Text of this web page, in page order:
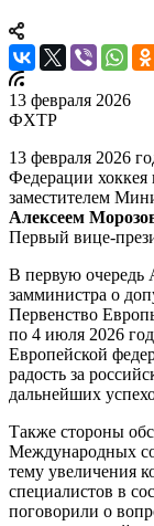
13 февраля 2026
ФХТР
13 февраля 2026
Федерации
заместителем
Алексеем
Первый вице-
В первую
замминистра о
Первенство
по 4 июля 2026
Европейской
радость за
дальнейших
Также стороны
Международных
тему увеличения
специалистов в
поговорили о